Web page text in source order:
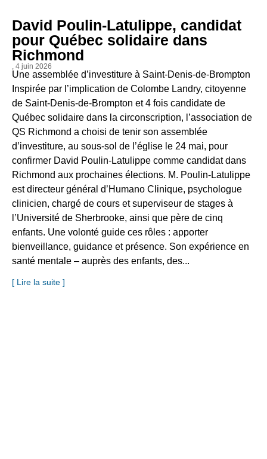
David Poulin-Latulippe, candidat
pour Québec solidaire dans
Richmond
, 4 juin 2026
Une assemblée d’investiture à Saint-Denis-de-Brompton
Inspirée par l’implication de Colombe Landry, citoyenne
de Saint-Denis-de-Brompton et 4 fois candidate de
Québec solidaire dans la circonscription, l’association de
QS Richmond a choisi de tenir son assemblée
d’investiture, au sous-sol de l’église le 24 mai, pour
confirmer David Poulin-Latulippe comme candidat dans
Richmond aux prochaines élections. M. Poulin-Latulippe
est directeur général d’Humano Clinique, psychologue
clinicien, chargé de cours et superviseur de stages à
l’Université de Sherbrooke, ainsi que père de cinq
enfants. Une volonté guide ces rôles : apporter
bienveillance, guidance et présence. Son expérience en
santé mentale – auprès des enfants, des...
[ Lire la suite ]